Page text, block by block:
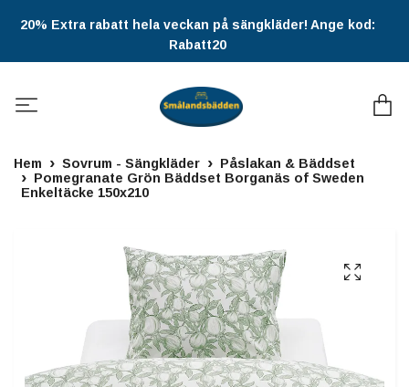
20% Extra rabatt hela veckan på sängkläder! Ange kod:
Rabatt20
Hem Sovrum - Sängkläder
Påslakan & Bäddset
Pomegranate Grön Bäddset Borganäs of Sweden
Enkeltäcke 150x210